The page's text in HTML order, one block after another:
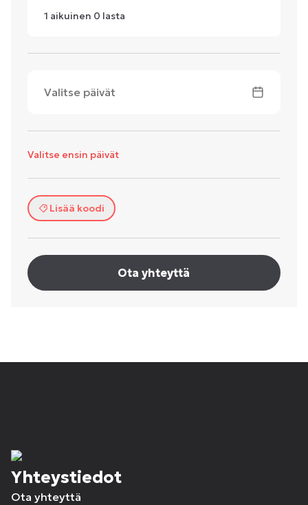
1 aikuinen 0 lasta
Valitse päivät
Valitse ensin päivät
Lisää koodi
Ota yhteyttä
Yhteystiedot
Ota yhteyttä